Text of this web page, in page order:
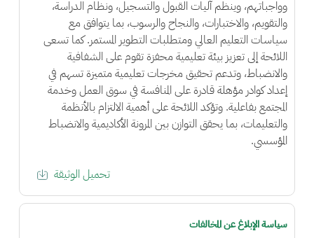
وواجباتهم، وينظم آليات القبول والتسجيل، ونظام الدراسة،
والتقويم، والاختبارات، والنجاح والرسوب، بما يتوافق مع
سياسات التعليم العالي ومتطلبات التطوير المستمر. كما تسعى
اللائحة إلى تعزيز بيئة تعليمية محفزة تقوم على الشفافية
والانضباط، وتدعم تحقيق مخرجات تعليمية متميزة تسهم في
إعداد كوادر مؤهلة قادرة على المنافسة في سوق العمل وخدمة
المجتمع بفاعلية. وتؤكد اللائحة على أهمية الالتزام بالأنظمة
والتعليمات، بما يحقق التوازن بين المرونة الأكاديمية والانضباط
المؤسسي.
تحميل الوثيقة
سياسة الإبلاغ عن المخالفات